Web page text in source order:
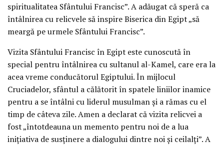
spiritualitatea Sfântului Francisc”. A adăugat că speră ca
întâlnirea cu relicvele să inspire Biserica din Egipt „să
meargă pe urmele Sfântului Francisc”.
Vizita Sfântului Francisc în Egipt este cunoscută în
special pentru întâlnirea cu sultanul al-Kamel, care era la
acea vreme conducătorul Egiptului. În mijlocul
Cruciadelor, sfântul a călătorit în spatele liniilor inamice
pentru a se întâlni cu liderul musulman și a rămas cu el
timp de câteva zile. Amen a declarat că vizita relicvei a
fost „întotdeauna un memento pentru noi de a lua
inițiativa de susținere a dialogului dintre noi și ceilalți”. A